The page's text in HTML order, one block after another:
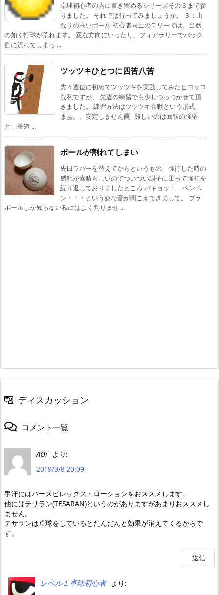
卓球初心者の内に書き留めるシリーズその３まで参
りました。 それでは行ってみましょうか。 ３：山
なりの高いボール 初心者同士のラリーでは、当然
の如く打球が荒れます。 変な方向にいったり、フォアラリーでバック
側に流れてしまっ ...
ツッツキひとつに四苦八苦
先々週位に初めてツッツキを実践してみたヒヨッコ
な私ですが、 先週の練習でも少しつっつかせて頂
きました。 練習方法はツッツキ合戦という形式。
まぁ、、安定しません罠 難しいのは回転の強弱
と、長短 ...
ボールが割れてしまい
先日ラバーを替えてからというもの、強打した時の
感触が素晴らしいのでついつい調子に乗って強打を
繰り返しておりましたところ パキョッ！ ベンベ
ン・・・という嫌な音が聞こえてきまして。 プラ
ボールしか知らない私にはよく判りませ ...
ディスカッション
コメント一覧
AOi より:
2019/3/8 20:09
手汗にはパースピレックス・ローションをおススメします。
他にはテサラン(TESARAN)というのがありますがあまりおススメし
ません。
テサランは卓球をしているとだんだんと効果が消えてくるからで
す。
返信
レベル１卓球初心者 より: